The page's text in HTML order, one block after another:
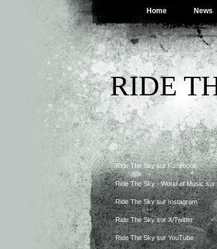
Home News
RIDE
Ride The Sky sur Facebook
Ride The Sky - World of Music
Ride The Sky sur Instagram
Ride The Sky sur X/Twitter
Ride The Sky sur YouTube